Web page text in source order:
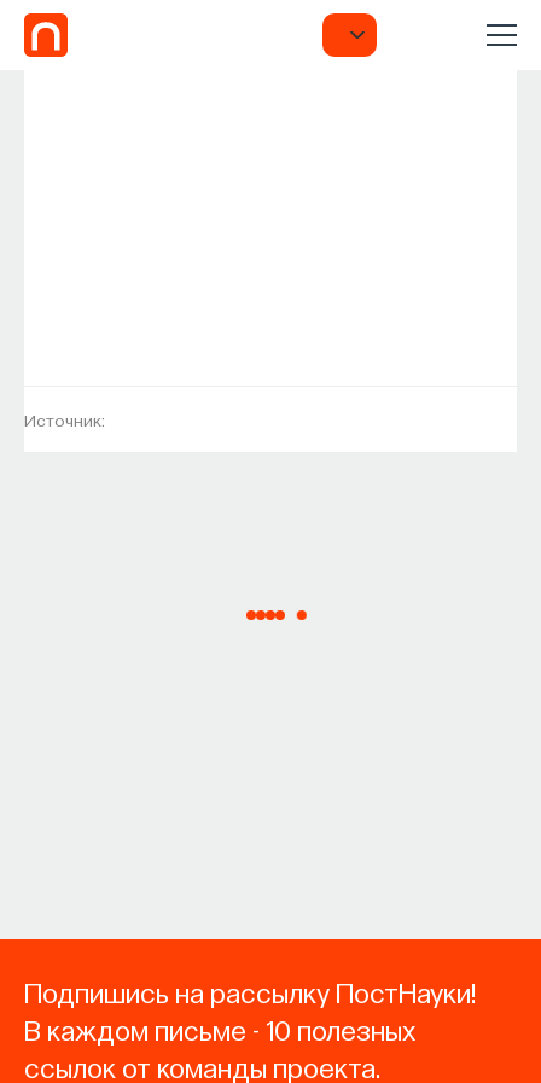
Источник:
Подпишись на рассылку ПостНауки!
В каждом письме - 10 полезных
ссылок от команды проекта.